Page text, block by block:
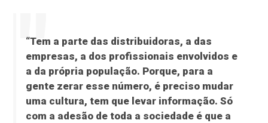
“Tem a parte das distribuidoras, a das
empresas, a dos profissionais envolvidos e
a da própria população. Porque, para a
gente zerar esse número, é preciso mudar
uma cultura, tem que levar informação. Só
com a adesão de toda a sociedade é que a